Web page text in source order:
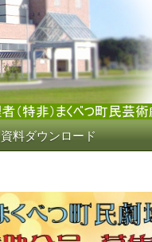
資料ダウンロード